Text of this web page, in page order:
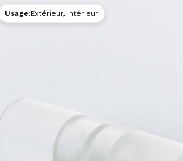
Usage:Extérieur, Intérieur